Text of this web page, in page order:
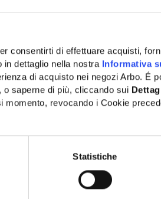
consentirti di effettuare acquisti,
dettaglio nella nostra Informativa
di acquisto nei negozi Arbo. É
saperne di più, cliccando sui
revocando i Cookie
Statistiche
interessarti
RAD31219LA